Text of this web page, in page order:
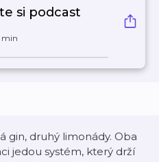
si podcast
min
gin, druhý limonády. Oba
jedou systém, který drží